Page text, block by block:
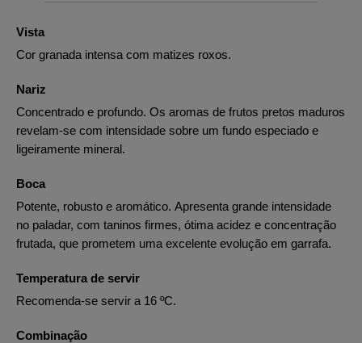
Vista
Cor granada intensa com matizes roxos.
Nariz
Concentrado e profundo. Os aromas de frutos pretos maduros
revelam-se com intensidade sobre um fundo especiado e
ligeiramente mineral.
Boca
Potente, robusto e aromático. Apresenta grande intensidade
no paladar, com taninos firmes, ótima acidez e concentração
frutada, que prometem uma excelente evolução em garrafa.
Temperatura de servir
Recomenda-se servir a 16 ºC.
Combinação